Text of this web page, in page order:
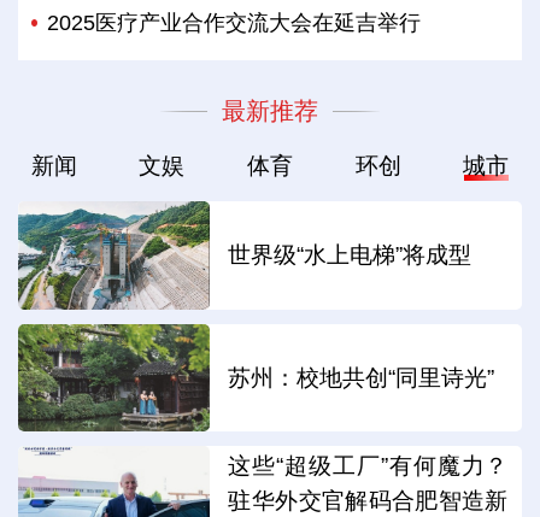
2025医疗产业合作交流大会在延吉举行
最新推荐
新闻 文娱 体育 环创 城市
世界级“水上电梯”将成型
苏州：校地共创“同里诗光”
这些“超级工厂”有何魔力？
驻华外交官解码合肥智造新